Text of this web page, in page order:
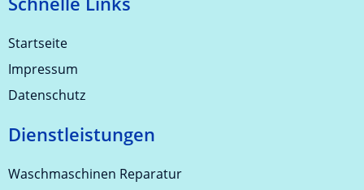
Startseite
Impressum
Datenschutz
Dienstleistungen
Waschmaschinen Reparatur